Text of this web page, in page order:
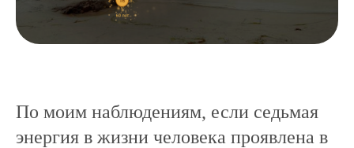
По моим наблюдениям, если седьмая
энергия в жизни человека проявлена в